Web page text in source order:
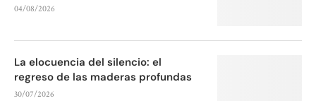
04/08/2026
La elocuencia del silencio: el
regreso de las maderas profundas
30/07/2026